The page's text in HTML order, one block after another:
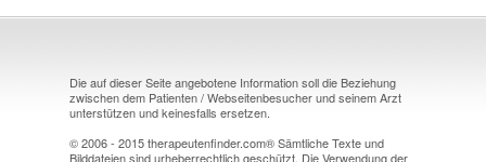
Die auf dieser Seite angebotene Information soll die Beziehung
zwischen dem Patienten / Webseitenbesucher und seinem Arzt
unterstützen und keinesfalls ersetzen.
© 2006 - 2015 therapeutenfinder.com® Sämtliche Texte und
Bilddateien sind urheberrechtlich geschützt. Die Verwendung der